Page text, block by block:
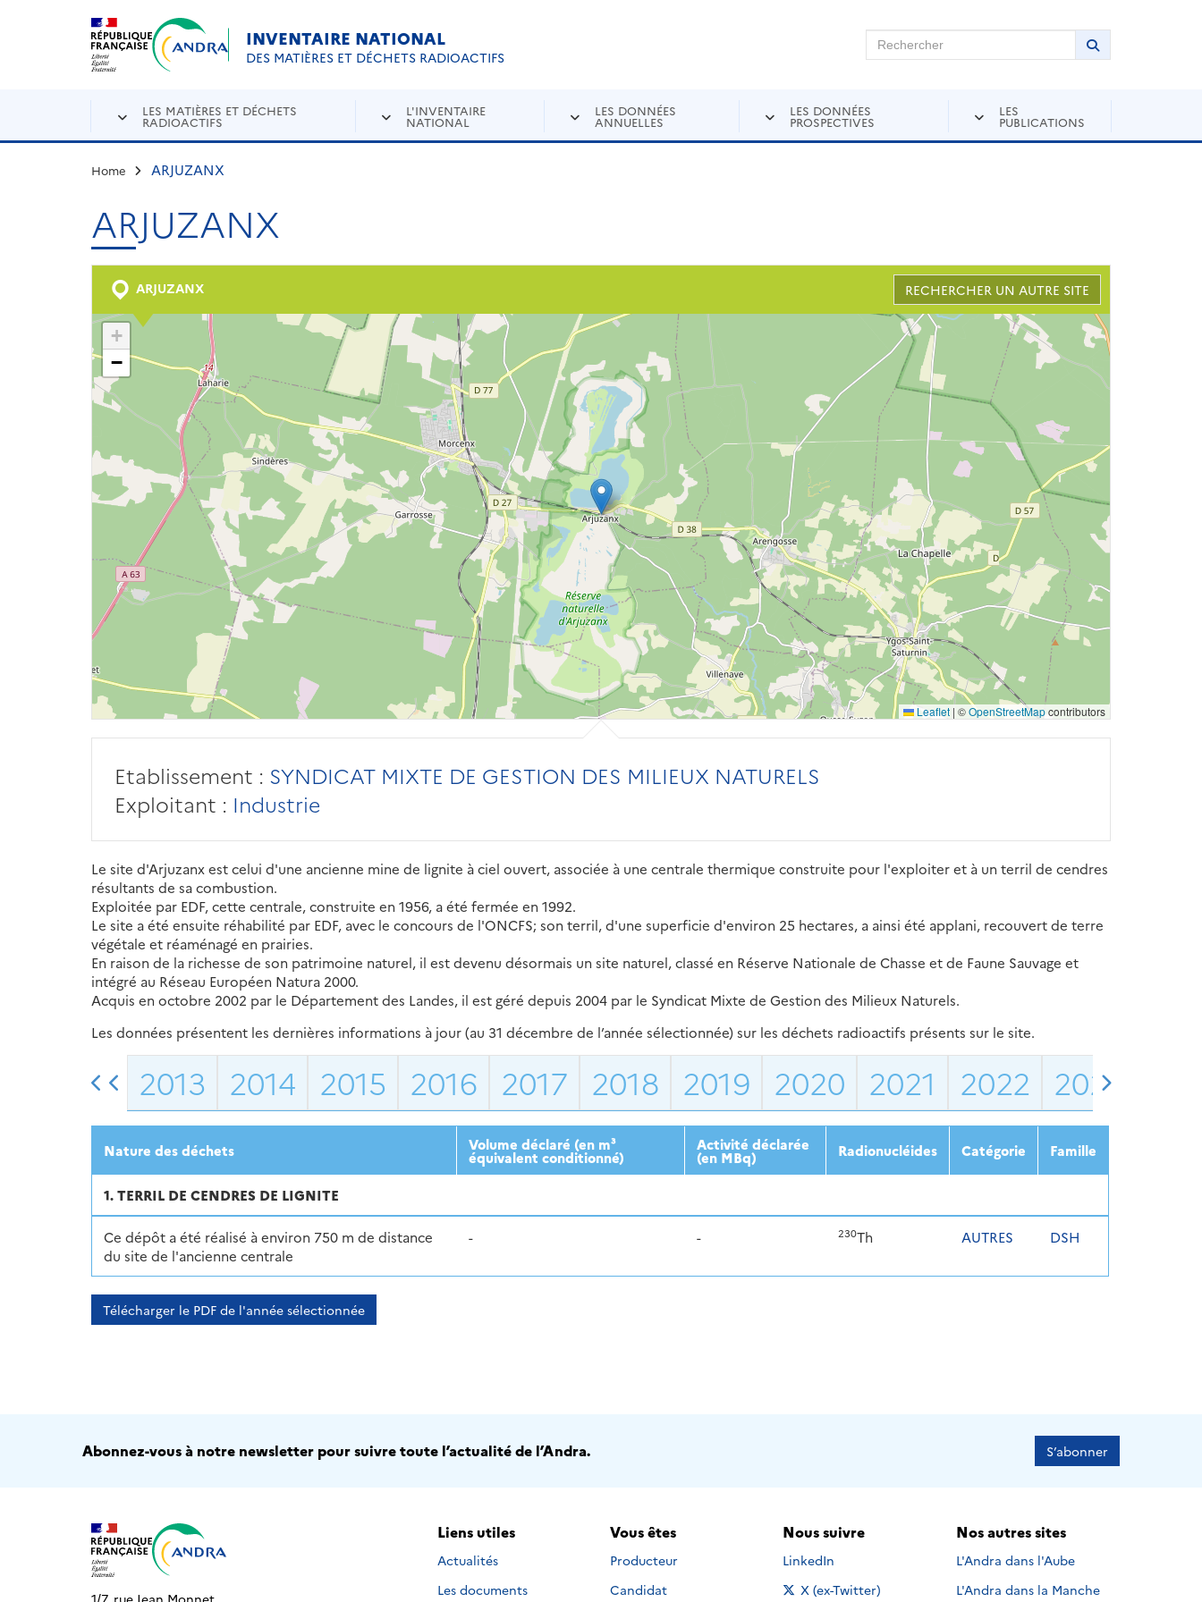
Aller au contenu principal
INVENTAIRE NATIONAL
DES MATIÈRES ET DÉCHETS RADIOACTIFS
Rechercher sur Andra Inventaire Rechercher
Lancer la
LES MATIÈRES ET DÉCHETS
RADIOACTIFS
L'INVENTAIRE
NATIONAL
LES DONNÉES
ANNUELLES
LES DONNÉES
PROSPECTIVES
LES
PUBLICATIONS
Home ARJUZANX
ARJUZANX
ARJUZANX RECHERCHER UN AUTRE SITE
+
−
Leaflet | ©OpenStreetMapcontributors
Etablissement : SYNDICAT MIXTE DE GESTION DES MILIEUX NATURELS
Exploitant : Industrie
Le site d'Arjuzanx est celui d'une ancienne mine de lignite à ciel ouvert, associée à une centrale thermique construite pour l'exploiter et à un terril de cendres
résultants de sa combustion.
Exploitée par EDF, cette centrale, construite en 1956, a été fermée en 1992.
Le site a été ensuite réhabilité par EDF, avec le concours de l'ONCFS; son terril, d'une superficie d'environ 25 hectares, a ainsi été applani, recouvert de terre
végétale et réaménagé en prairies.
En raison de la richesse de son patrimoine naturel, il est devenu désormais un site naturel, classé en Réserve Nationale de Chasse et de Faune Sauvage et
intégré au Réseau Européen Natura 2000.
Acquis en octobre 2002 par le Département des Landes, il est géré depuis 2004 par le Syndicat Mixte de Gestion des Milieux Naturels.
Les données présentent les dernières informations à jour (au 31 décembre de l’année sélectionnée) sur les déchets radioactifs présents sur le site.
2013 2014 2015 2016 2017 2018 2019 2020 2021 2022 2023
Nature des déchets Volume déclaré (en m³
équivalent conditionné)
Activité déclarée
(en MBq) Radionucléides Catégorie Famille
1. TERRIL DE CENDRES DE LIGNITE
Ce dépôt a été réalisé à environ 750 m de distance
du site de l'ancienne centrale
- - 230Th AUTRES DSH
Télécharger le PDF de l'année sélectionnée
Abonnez-vous à notre newsletter pour suivre toute l’actualité de l’Andra. S’abonner
1/7, rue Jean Monnet
Liens utiles
Actualités
Les documents
Vous êtes
Producteur
Candidat
Nous suivre
Nous suivre sur
LinkedIn
Nous suivre sur
X (ex-Twitter)
Nos autres sites
L'Andra dans l'Aube
L'Andra dans la Manche